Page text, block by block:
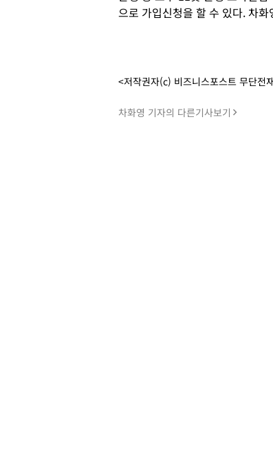
으로 가입신청을 할 수 있다. 차화
<저작권자(c) 비즈니스포스트 무단전
차화영 기자의 다른기사보기